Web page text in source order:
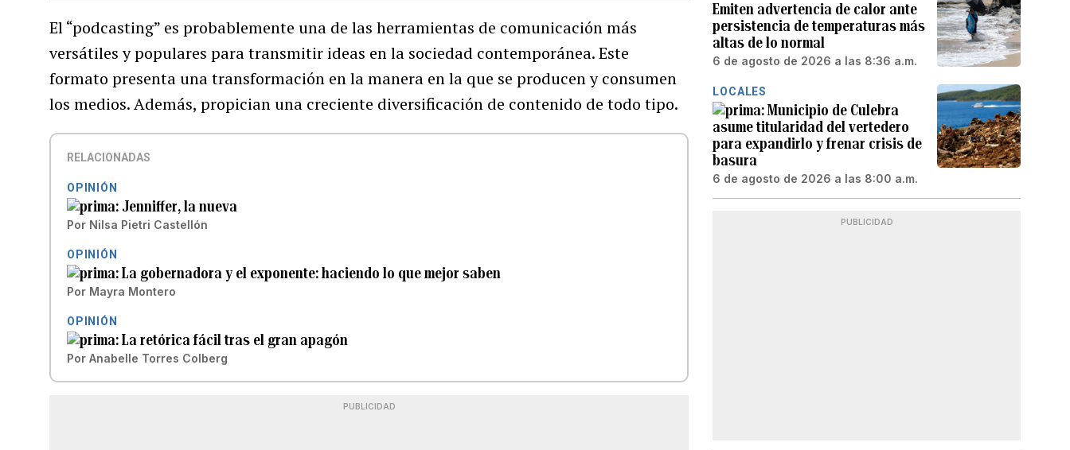
El “podcasting” es probablemente una de las herramientas de comunicación más
versátiles y populares para transmitir ideas en la sociedad contemporánea. Este
formato presenta una transformación en la manera en la que se producen y consumen
los medios. Además, propician una creciente diversificación de contenido de todo tipo.
RELACIONADAS
OPINIÓN
Jenniffer, la nueva
Por Nilsa Pietri Castellón
OPINIÓN
La gobernadora y el exponente: haciendo lo que mejor saben
Por Mayra Montero
OPINIÓN
La retórica fácil tras el gran apagón
Por Anabelle Torres Colberg
PUBLICIDAD
Emiten advertencia de calor ante
persistencia de temperaturas más
altas de lo normal
6 de agosto de 2026 a las 8:36 a.m.
LOCALES
Municipio de Culebra
asume titularidad del vertedero
para expandirlo y frenar crisis de
basura
6 de agosto de 2026 a las 8:00 a.m.
PUBLICIDAD